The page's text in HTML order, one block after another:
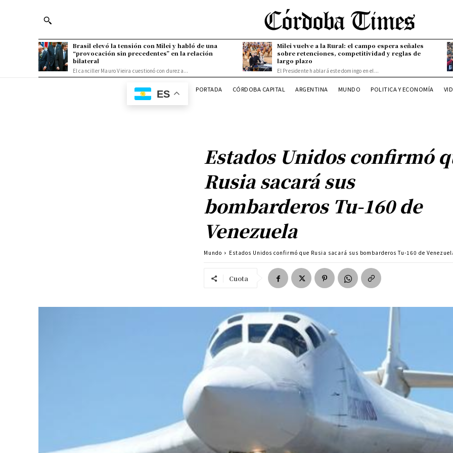
Brasil elevó la tensión con Milei y habló de una
“provocación sin precedentes” en la relación
bilateral
El canciller Mauro Vieira cuestionó con dureza...
Milei vuelve a la Rural: el campo espera señales
sobre retenciones, competitividad y reglas de
largo plazo
El Presidente hablará este domingo en el...
ES PORTADA CÓRDOBA CAPITAL ARGENTINA MUNDO POLITICA Y ECONOMÍA
Estados Unidos confirmó
Rusia sacará sus
bombarderos Tu-160 de
Venezuela
Mundo Estados Unidos confirmó que Rusia sacará sus bombarderos Tu-160 de
Cuota